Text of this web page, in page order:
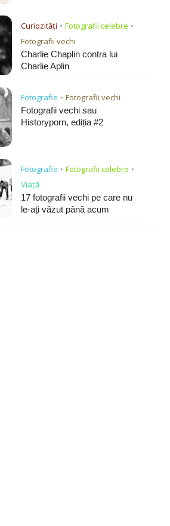
Curiozități • Fotografii celebre •
Fotografii vechi
Charlie Chaplin contra lui
Charlie Aplin
Fotografie • Fotografii vechi
Fotografii vechi sau
Historyporn, ediția #2
Fotografie • Fotografii celebre •
Viață
17 fotografii vechi pe care nu
le-ați văzut până acum